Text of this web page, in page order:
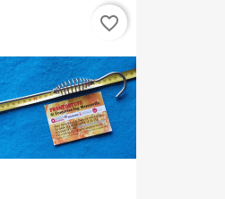
favorite_border